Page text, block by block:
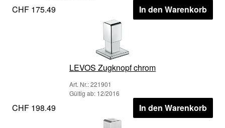
CHF 175.49 In den Warenkorb
LEVOS Zugknopf chrom
Art. Nr.: 221901
Gültig ab: 12/2016
CHF 198.49 In den Warenkorb